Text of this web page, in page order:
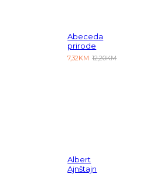
Abeceda
prirode
7,32KM 12,20KM
Albert
Ajnštajn